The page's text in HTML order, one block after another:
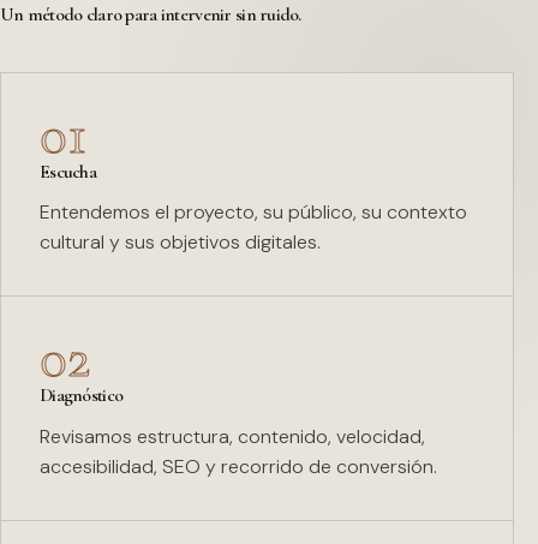
Un método claro para intervenir sin ruido.
01
Escucha
Entendemos el proyecto, su público, su contexto
cultural y sus objetivos digitales.
02
Diagnóstico
Revisamos estructura, contenido, velocidad,
accesibilidad, SEO y recorrido de conversión.